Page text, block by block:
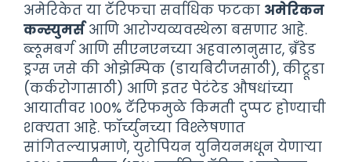
अमेरिकेत या टॅरिफचा सर्वाधिक फटका अमेरिकन
कन्स्युमर्सआणि आरोग्यव्यवस्थेला बसणार आहे.
ब्लूमबर्ग आणि सीएनएनच्या अहवालानुसार, ब्रँडेड
ड्रग्स जसे की ओझेम्पिक (डायबिटीजसाठी), कीट्रूडा
(कर्करोगासाठी) आणि इतर पेटंटेड औषधांच्या
आयातीवर १००% टॅरिफमुळे किमती दुप्पट होण्याची
शक्यता आहे. फॉर्च्युनच्या विश्लेषणात
सांगितल्याप्रमाणे, युरोपियन युनियनमधून येणाऱ्या